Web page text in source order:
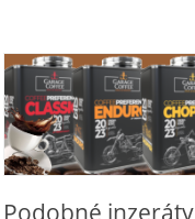
Podobné inzeráty